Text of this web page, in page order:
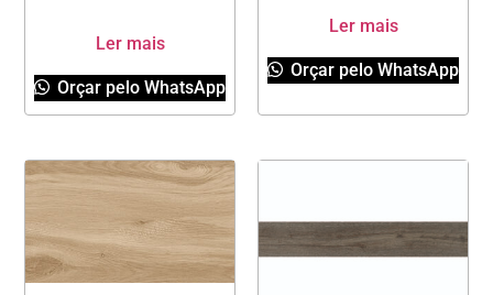
Ler mais
Orçar pelo WhatsApp
Ler mais
Orçar pelo WhatsApp